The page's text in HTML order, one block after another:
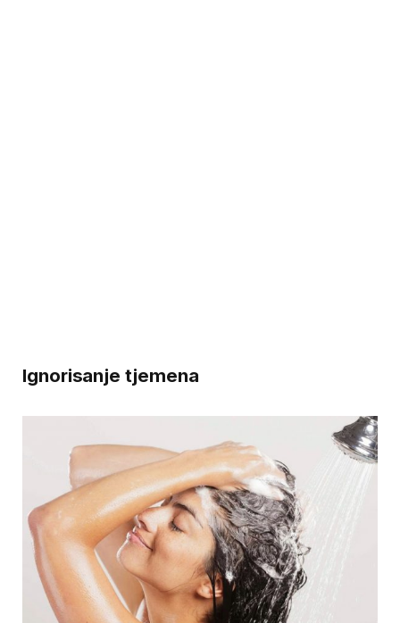
Ignorisanje tjemena